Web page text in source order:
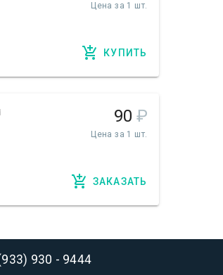
Цена за 1 шт.
КУПИТЬ
90 ₽
Цена за 1 шт.
ЗАКАЗАТЬ
930 - 9444